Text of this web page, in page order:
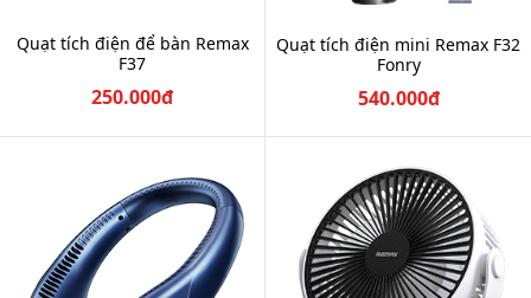
Quạt tích điện để bàn Remax
F37
250.000đ
Quạt tích điện mini Remax F32
Fonry
540.000đ